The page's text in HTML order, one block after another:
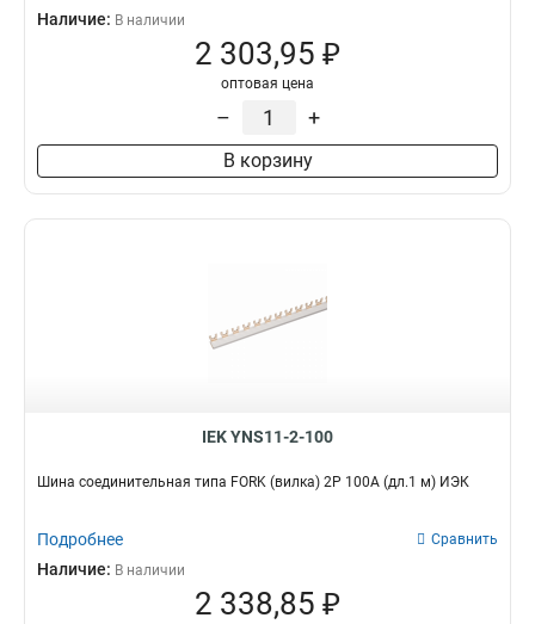
Наличие: В наличии
2 303,95 ₽
оптовая цена
– +
В корзину
IEK YNS11-2-100
Шина соединительная типа FORK (вилка) 2Р 100А (дл.1 м) ИЭК
Подробнее Сравнить
Наличие: В наличии
2 338,85 ₽